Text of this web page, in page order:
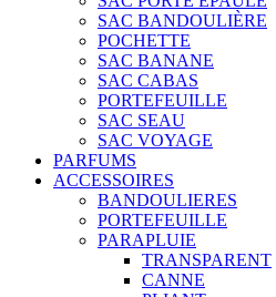
SAC BANDOULIÈRE
POCHETTE
SAC BANANE
SAC CABAS
PORTEFEUILLE
SAC SEAU
SAC VOYAGE
PARFUMS
ACCESSOIRES
BANDOULIERES
PORTEFEUILLE
PARAPLUIE
TRANSPARENT
CANNE